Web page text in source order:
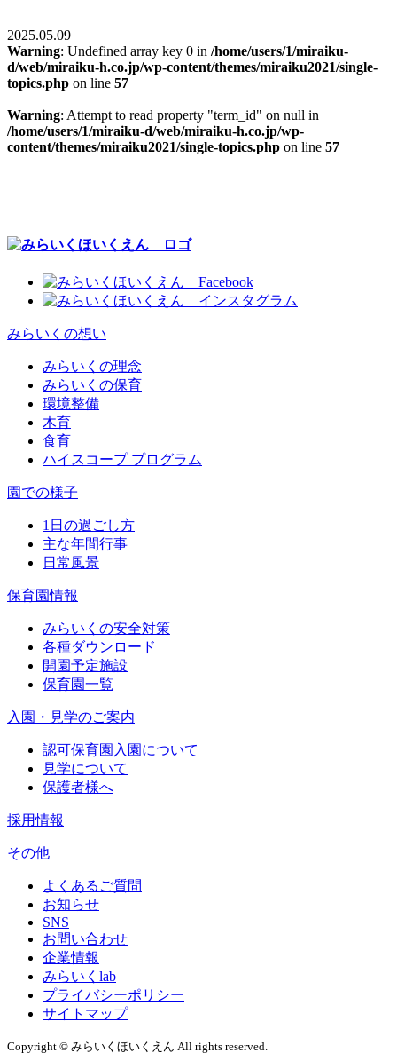
2025.05.09
Warning: Undefined array key 0 in /home/users/1/miraiku-
d/web/miraiku-h.co.jp/wp-content/themes/miraiku2021/single-
topics.php on line 57
Warning: Attempt to read property "term_id" on null in
/home/users/1/miraiku-d/web/miraiku-h.co.jp/wp-
content/themes/miraiku2021/single-topics.php on line 57
みらいくの想い
みらいくの理念
みらいくの保育
環境整備
木育
食育
ハイスコープ プログラム
園での様子
1日の過ごし方
主な年間行事
日常風景
保育園情報
みらいくの安全対策
各種ダウンロード
開園予定施設
保育園一覧
入園・見学のご案内
認可保育園入園について
見学について
保護者様へ
採用情報
その他
よくあるご質問
お知らせ
SNS
お問い合わせ
企業情報
みらいくlab
プライバシーポリシー
サイトマップ
Copyright © みらいくほいくえん All rights reserved.